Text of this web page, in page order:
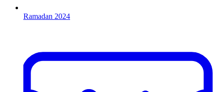
Ramadan 2024